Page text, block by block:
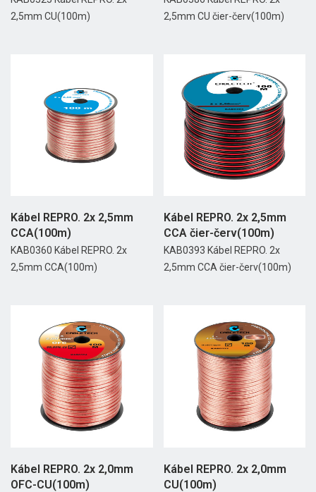
2,5mm CU(100m)
2,5mm CU čier-červ(100m)
Kábel REPRO. 2x 2,5mm
CCA(100m)
KAB0360 Kábel REPRO. 2x
2,5mm CCA(100m)
Kábel REPRO. 2x 2,5mm
CCA čier-červ(100m)
KAB0393 Kábel REPRO. 2x
2,5mm CCA čier-červ(100m)
Kábel REPRO. 2x 2,0mm
OFC-CU(100m)
Kábel REPRO. 2x 2,0mm
CU(100m)